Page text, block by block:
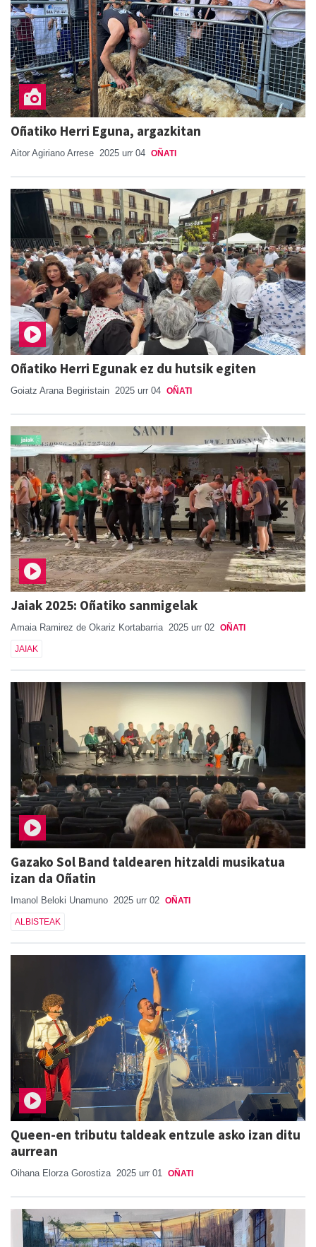
Oñatiko Herri Eguna, argazkitan
Aitor Agiriano Arrese 2025 urr 04 OÑATI
Oñatiko Herri Egunak ez du hutsik egiten
Goiatz Arana Begiristain 2025 urr 04 OÑATI
Jaiak 2025: Oñatiko sanmigelak
Amaia Ramirez de Okariz Kortabarria 2025 urr 02 OÑATI
JAIAK
Gazako Sol Band taldearen hitzaldi musikatua
izan da Oñatin
Imanol Beloki Unamuno 2025 urr 02 OÑATI
ALBISTEAK
Queen-en tributu taldeak entzule asko izan ditu
aurrean
Oihana Elorza Gorostiza 2025 urr 01 OÑATI